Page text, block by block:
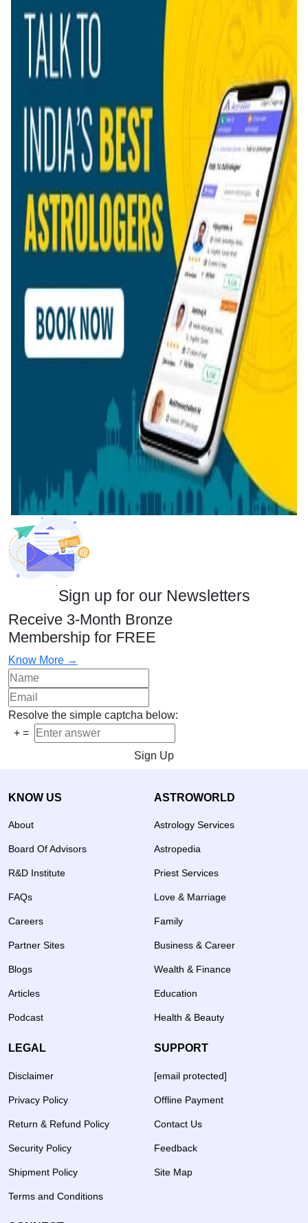
Sign up for our Newsletters
Receive 3-Month Bronze
Membership for FREE
Know More →
Resolve the simple captcha below:
+ =
Sign Up
KNOW US
About
Board Of Advisors
R&D Institute
FAQs
Careers
Partner Sites
Blogs
Articles
Podcast
ASTROWORLD
Astrology Services
Astropedia
Priest Services
Love & Marriage
Family
Business & Career
Wealth & Finance
Education
Health & Beauty
LEGAL
Disclaimer
Privacy Policy
Return & Refund Policy
Security Policy
Shipment Policy
Terms and Conditions
SUPPORT
[email protected]
Offline Payment
Contact Us
Feedback
Site Map